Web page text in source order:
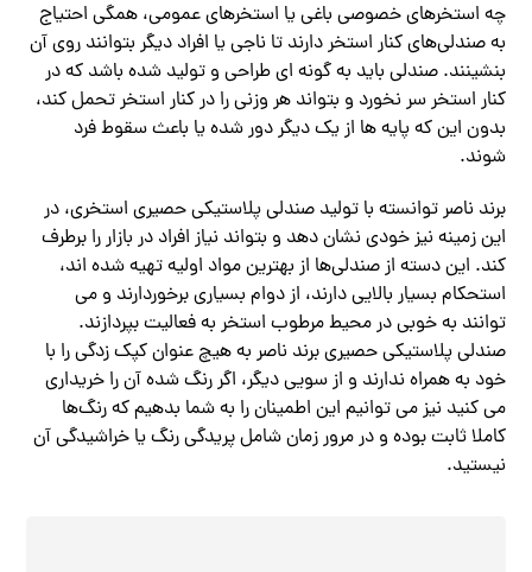
چه استخرهای خصوصی باغی یا استخرهای عمومی، همگی احتیاج
به صندلی‌های کنار استخر دارند تا ناجی یا افراد دیگر بتوانند روی آن
بنشینند. صندلی باید به گونه ای طراحی و تولید شده باشد که در
کنار استخر سر نخورد و بتواند هر وزنی را در کنار استخر تحمل کند،
بدون این که پایه ها از یک دیگر دور شده یا باعث سقوط فرد
شوند.
برند ناصر توانسته با تولید صندلی پلاستیکی حصیری استخری، در
این زمینه نیز خودی نشان دهد و بتواند نیاز افراد در بازار را برطرف
کند. این دسته از صندلی‌ها از بهترین مواد اولیه تهیه شده اند،
استحکام بسیار بالایی دارند، از دوام بسیاری برخوردارند و می
توانند به خوبی در محیط مرطوب استخر به فعالیت بپردازند.
صندلی پلاستیکی حصیری برند ناصر به هیچ عنوان کپک زدگی را با
خود به همراه ندارند و از سویی دیگر، اگر رنگ شده آن را خریداری
می کنید نیز می توانیم این اطمینان را به شما بدهیم که رنگ‌ها
کاملا ثابت بوده و در مرور زمان شامل پریدگی رنگ یا خراشیدگی آن
نیستید.